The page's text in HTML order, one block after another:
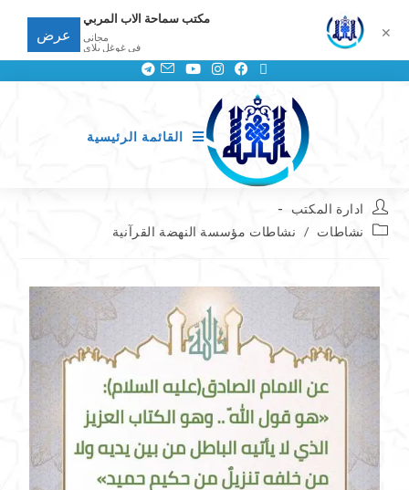
القائمة الرئيسية
ادارة المكتب
نشاطات / نشاطات مؤسسة النهضة القرآنية
✕
مكتب سماحة الاب المربي
مجانى
في غوغل بلاي
عرض